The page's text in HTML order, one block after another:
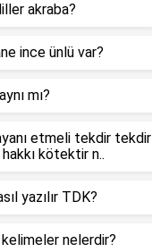
akraba?
ince ünlü var?
mı?
etmeli tekdir tekdir
kötektir n..
yazılır TDK?
nelerdir?